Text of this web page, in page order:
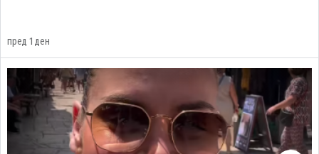
пред 1 ден